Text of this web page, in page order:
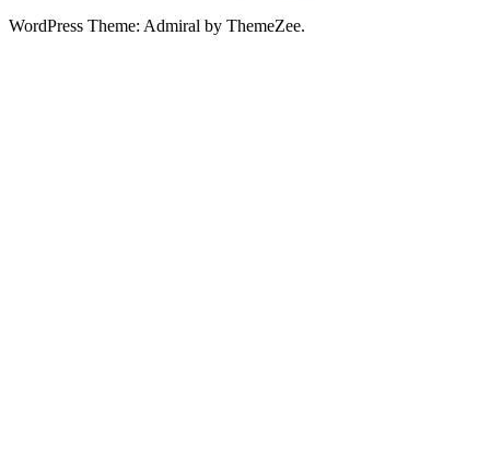
WordPress Theme: Admiral by ThemeZee.